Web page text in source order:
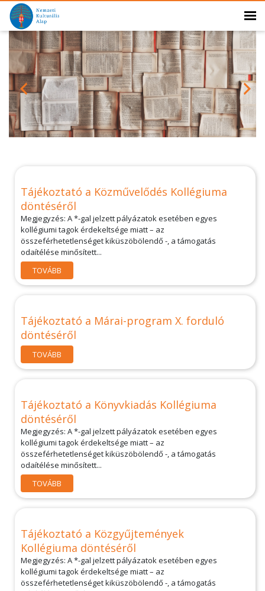
Tájékoztató a Közművelődés Kollégiuma
döntéséről
Megjegyzés: A *-gal jelzett pályázatok esetében egyes
kollégiumi tagok érdekeltsége miatt – az
összeférhetetlenséget kiküszöbölendő -, a támogatás
odaítélése minősített...
TOVÁBB
Tájékoztató a Márai-program X. forduló
döntéséről
TOVÁBB
Tájékoztató a Könyvkiadás Kollégiuma
döntéséről
Megjegyzés: A *-gal jelzett pályázatok esetében egyes
kollégiumi tagok érdekeltsége miatt – az
összeférhetetlenséget kiküszöbölendő -, a támogatás
odaítélése minősített...
TOVÁBB
Tájékoztató a Közgyűjtemények
Kollégiuma döntéséről
Megjegyzés: A *-gal jelzett pályázatok esetében egyes
kollégiumi tagok érdekeltsége miatt – az
összeférhetetlenséget kiküszöbölendő -, a támogatás